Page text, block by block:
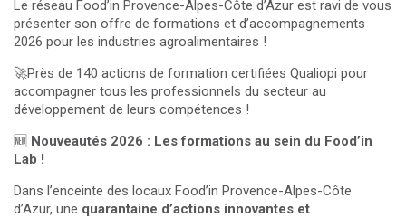
Le réseau Food’in Provence-Alpes-Côte d’Azur est ravi de vous
présenter son offre de formations et d’accompagnements
2026 pour les industries agroalimentaires !
🚀Près de 140 actions de formation certifiées Qualiopi pour
accompagner tous les professionnels du secteur au
développement de leurs compétences !
🆕 Nouveautés 2026 : Les formations au sein du Food’in
Lab !
Dans l’enceinte des locaux Food’in Provence-Alpes-Côte
d’Azur, une quarantaine d’actions innovantes et